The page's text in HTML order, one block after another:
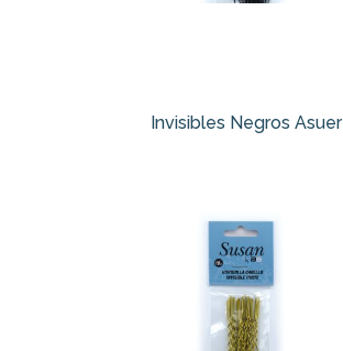
Invisibles Negros Asuer